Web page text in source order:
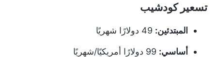
تسعير كودشيب
المبتدئين:
أساسي: